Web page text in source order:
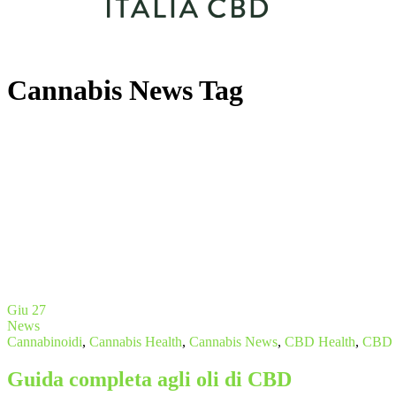
Cannabis News Tag
Giu 27
News
Cannabinoidi, Cannabis Health, Cannabis News, CBD Health, CBD
Guida completa agli oli di CBD